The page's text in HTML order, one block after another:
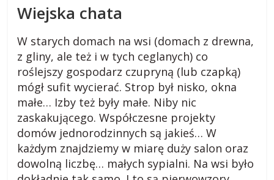
Wiejska chata
W starych domach na wsi (domach z drewna,
z gliny, ale też i w tych ceglanych) co
roślejszy gospodarz czupryną (lub czapką)
mógł sufit wycierać. Strop był nisko, okna
małe… Izby też były małe. Niby nic
zaskakującego. Współczesne projekty
domów jednorodzinnych są jakieś… W
każdym znajdziemy w miarę duży salon oraz
dowolną liczbę… małych sypialni. Na wsi było